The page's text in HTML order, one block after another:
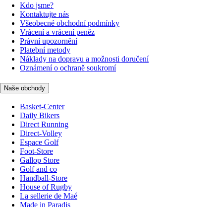
Kdo jsme?
Kontaktujte nás
Všeobecné obchodní podmínky
Vrácení a vrácení peněz
Právní upozornění
Platební metody
Náklady na dopravu a možnosti doručení
Oznámení o ochraně soukromí
Naše obchody
Basket-Center
Daily Bikers
Direct Running
Direct-Volley
Espace Golf
Foot-Store
Gallop Store
Golf and co
Handball-Store
House of Rugby
La sellerie de Maé
Made in Paradis